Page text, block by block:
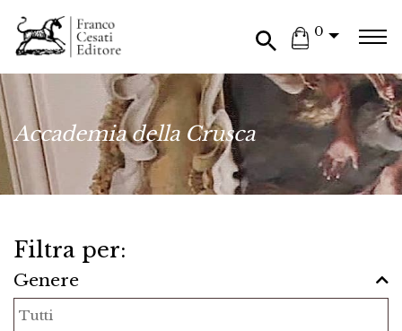
0
Accademia della Crusca
Filtra per:
Genere